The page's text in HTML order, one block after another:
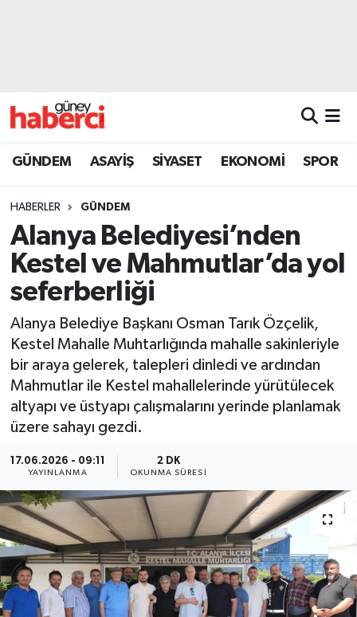
GÜNDEM ASAYİŞ SİYASET EKONOMİ SPOR
HABERLER GÜNDEM
Alanya Belediyesi’nden
Kestel ve Mahmutlar’da yol
seferberliği
Alanya Belediye Başkanı Osman Tarık Özçelik,
Kestel Mahalle Muhtarlığında mahalle sakinleriyle
bir araya gelerek, talepleri dinledi ve ardından
Mahmutlar ile Kestel mahallelerinde yürütülecek
altyapı ve üstyapı çalışmalarını yerinde planlamak
üzere sahayı gezdi.
17.06.2026 - 09:11
YAYINLANMA
2 DK
OKUNMA SÜRESI
Beyoğlu Trafik Yoğunluk Haritası
Son Dakika Haberleri
Haber Arşivi